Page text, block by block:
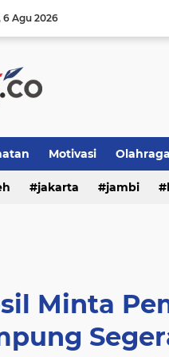
6 Agu 2026
Motivasi Olahraga
pemerintahan
jakarta jambi
Minta